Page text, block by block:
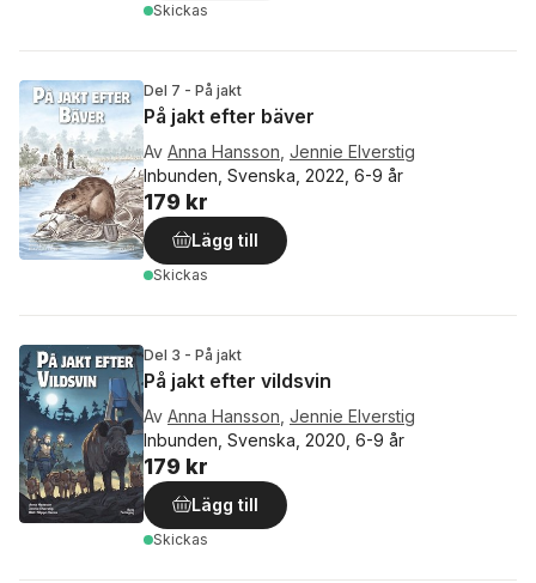
Skickas
Del 7 - På jakt
På jakt efter bäver
Av Anna Hansson Jennie Elverstig
Inbunden, Svenska, 2022, 6-9 år
179 kr
Lägg till
Skickas
Del 3 - På jakt
På jakt efter vildsvin
Av Anna Hansson Jennie Elverstig
Inbunden, Svenska, 2020, 6-9 år
179 kr
Lägg till
Skickas